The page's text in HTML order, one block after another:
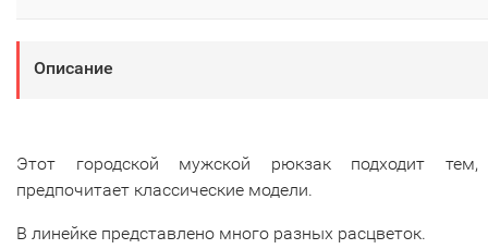
Описание
Этот городской мужской рюкзак подходит
предпочитает классические модели.
В линейке представлено много разных расцветок.